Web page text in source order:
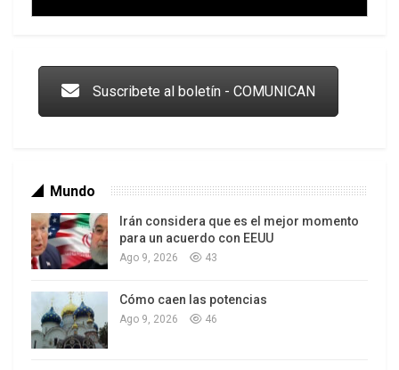
Los latinos le van dando la espalda a Trump
Suscribete al boletín - COMUNICAN
Mundo
Irán considera que es el mejor momento
para un acuerdo con EEUU
Ago 9, 2026 43
Cómo caen las potencias
Ago 9, 2026 46